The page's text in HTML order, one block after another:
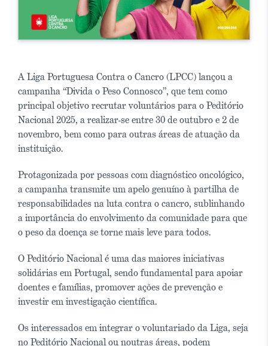
A Liga Portuguesa Contra o Cancro (LPCC) lançou a
campanha “Divida o Peso Connosco”, que tem como
principal objetivo recrutar voluntários para o Peditório
Nacional 2025, a realizar-se entre 30 de outubro e 2 de
novembro, bem como para outras áreas de atuação da
instituição.
Protagonizada por pessoas com diagnóstico oncológico,
a campanha transmite um apelo genuíno à partilha de
responsabilidades na luta contra o cancro, sublinhando
a importância do envolvimento da comunidade para que
o peso da doença se torne mais leve para todos.
O Peditório Nacional é uma das maiores iniciativas
solidárias em Portugal, sendo fundamental para apoiar
doentes e famílias, promover ações de prevenção e
investir em investigação científica.
Os interessados em integrar o voluntariado da Liga, seja
no Peditório Nacional ou noutras áreas, podem